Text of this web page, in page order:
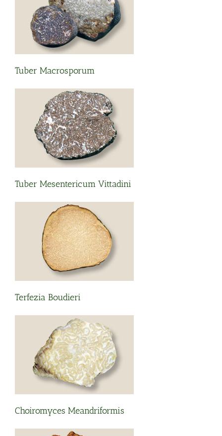
Tuber Macrosporum
Tuber Mesentericum Vittadini
Terfezia Boudieri
Choiromyces Meandriformis